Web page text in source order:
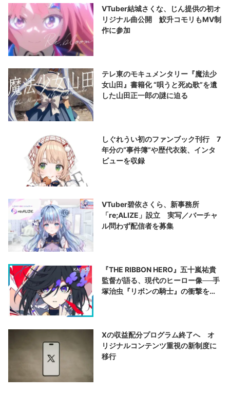
VTuber結城さくな、じん提供の初オ
リジナル曲公開 鮫升コモリもMV制
作に参加
テレ東のモキュメンタリー『魔法少
女山田』書籍化 “唄うと死ぬ歌”を遺
した山田正一郎の謎に迫る
しぐれうい初のファンブック刊行 7
年分の“事件簿”や歴代衣装、インタ
ビューを収録
VTuber碧依さくら、新事務所
「re;ALIZE」設立 実写／バーチャ
ル問わず配信者を募集
『THE RIBBON HERO』五十嵐祐貴
監督が語る、現代のヒーロー像──手
塚治虫『リボンの騎士』の衝撃を再
Xの収益配分プログラム終了へ オ
リジナルコンテンツ重視の新制度に
移行